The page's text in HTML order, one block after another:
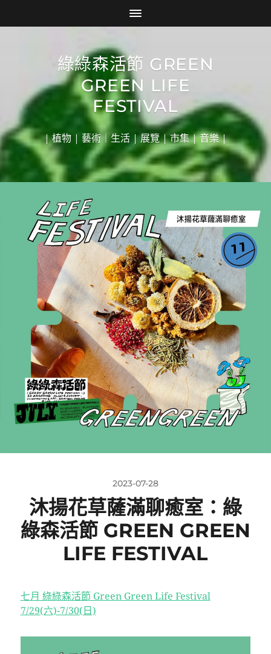
綠綠森活節 GREEN
GREEN LIFE
FESTIVAL
| 植物 | 藝術｜生活 | 展覽 | 市集 | 音樂 |
2023-07-28
沐揚花草薩滿聊癒室：綠
綠森活節 GREEN GREEN
LIFE FESTIVAL
七月 綠綠森活節 Green Green Life Festival
7/29(六)-7/30(日)